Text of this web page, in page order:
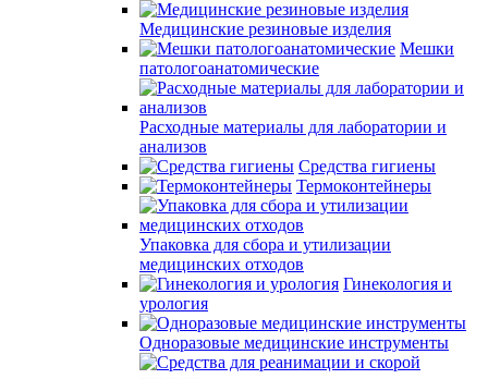
Медицинские резиновые изделия
Мешки
патологоанатомические
Расходные материалы для лаборатории и
анализов
Средства гигиены
Термоконтейнеры
Упаковка для сбора и утилизации
медицинских отходов
Гинекология и
урология
Одноразовые медицинские инструменты